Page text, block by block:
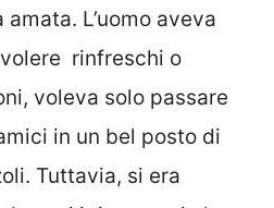
L’uomo aveva
rinfreschi o
voleva solo passare
in un bel posto di
Tuttavia, si era